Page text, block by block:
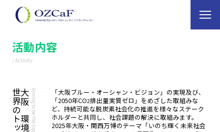
活動内容
/ Activity
「大阪ブルー・オーシャン・ビジョン」の実現及び、
「2050年CO2排出量実質ゼロ」をめざした取組みな
ど、持続可能な脱炭素社会化の推進を様々なステーク
ホルダーと共同し、社会課題の解決に取組みます。
2025年大阪・関西万博のテーマ「いのち輝く未来社会